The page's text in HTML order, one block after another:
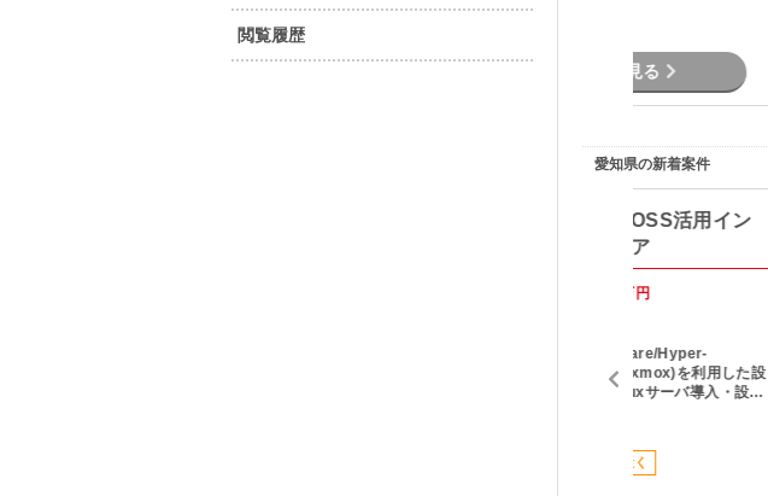
閲覧履歴
詳細を見る
愛知県の新着案件
【Linux/仮想化】OSS活用イン
フラ構築エンジニア
万円
仮想基盤(VMware/Hyper-
V/Nutanix/Proxmox)を利用した設
計～構築～Linuxサーバ導入・設定
駅近く